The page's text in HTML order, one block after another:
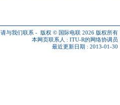
请与我们联系 - 版权 © 国际电联 2026 版权所有
本网页联系人 : ITU-R的网络协调员
最近更新日期 : 2013-01-30